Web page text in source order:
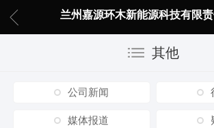
兰州嘉源环木新能源科技有限责
其他
公司新闻
媒体报道